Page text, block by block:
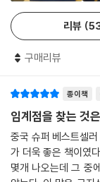
때도 있으니까. 하지
--- p.133
주식시장은 틀린 적
--- p.155
큰손을 얕보지 말라.
어떻게 변화하는지
갈 때 두려워하게 된
리뷰
구매리뷰
종이책
임계점을 찾는 것
중국 슈퍼 베스트셀
가 더욱 좋은 책이였다. "손실은 짧게, 이익은 길게" 책에 남기고 싶은말이
몇개 나오는데 그 중에 하나이다. 진정한 고수